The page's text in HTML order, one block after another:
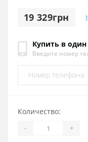
19 329грн
Купить в
Введите номер
Количество:
- +